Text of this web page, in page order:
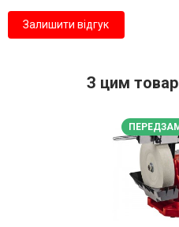
Залишити відгук
З цим